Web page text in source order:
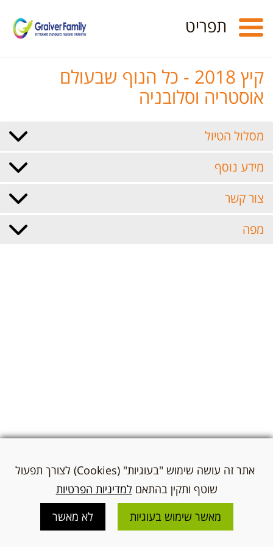
Toggle
navigation
תפריט
קיץ 2018 - כל הנוף שבעולם
אוסטריה וסלובניה
מסלול הטיול
מידע נוסף
צור קשר
מפה
אתר זה עושה שימוש "בעוגיות" (Cookies) לצורך תפעול
שוטף ותקין בהתאם למדיניות הפרטיות
מאשר שימוש בעוגיות
לא מאשר